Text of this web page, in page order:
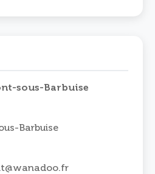
sous-Barbuise
Barbuise